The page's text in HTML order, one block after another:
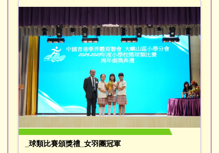
_球類比賽頒獎禮_女羽團冠軍